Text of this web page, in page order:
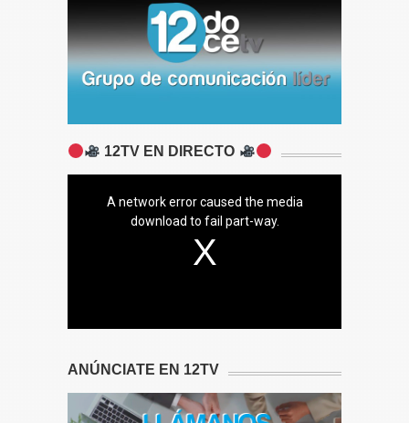
12TV EN DIRECTO
A network error caused the media
download to fail part-way.
ANÚNCIATE EN 12TV